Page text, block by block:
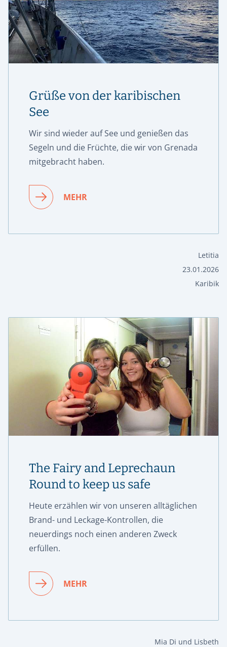
Grüße von der karibischen
See
Wir sind wieder auf See und genießen das
Segeln und die Früchte, die wir von Grenada
mitgebracht haben.
MEHR
Letitia
23.01.2026
Karibik
The Fairy and Leprechaun
Round to keep us safe
Heute erzählen wir von unseren alltäglichen
Brand- und Leckage-Kontrollen, die
neuerdings noch einen anderen Zweck
erfüllen.
MEHR
Mia Di und Lisbeth